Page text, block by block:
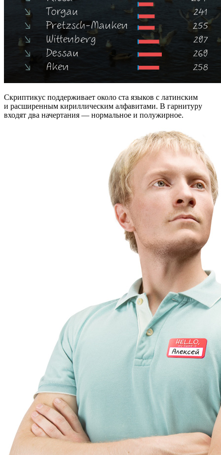
Скриптикус поддерживает около ста языков с латинским
и расширенным кириллическим алфавитами. В гарнитуру
входят два начертания — нормальное и полужирное.